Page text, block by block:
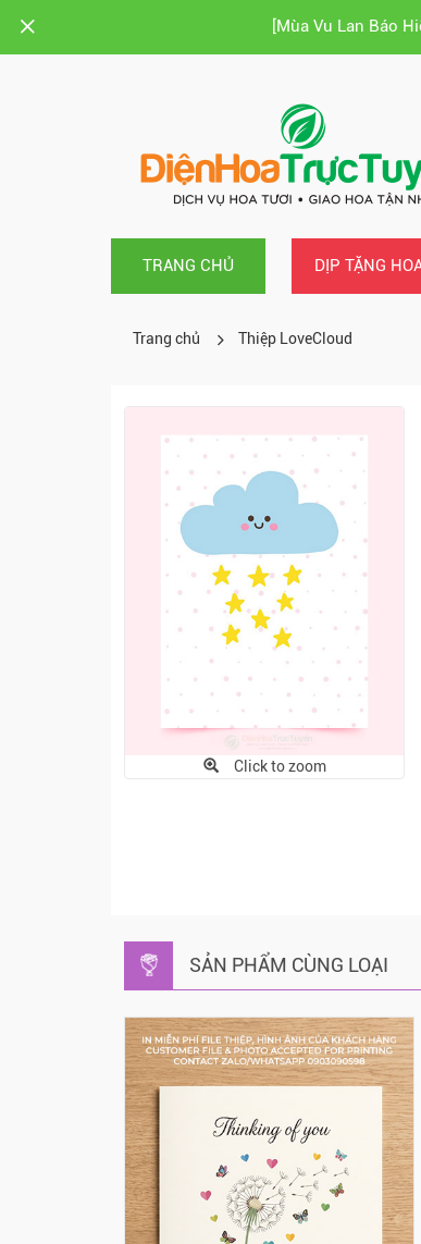
[Mùa Vu Lan Báo
TRANG CHỦ DỊP TẶNG
Trang chủ Thiệp LoveCloud
Click to zoom
SẢN PHẨM CÙNG LOẠI